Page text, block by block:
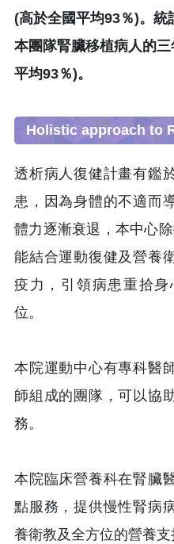
(高於全國平均93％)。統
本團隊腎臟移植病人的
平均93％)。
Holistic approach to
透析病人復健計畫有鑑
患，因為身體的不適而
體力逐漸衰退，本中心
能結合運動復健及營養
疫力，引領病患重拾
位。
本院運動中心有專科醫
師組成的團隊，可以協
務。
本院臨床營養科在腎臟
點服務，提供慢性腎病
養衛教及全方位的營養支